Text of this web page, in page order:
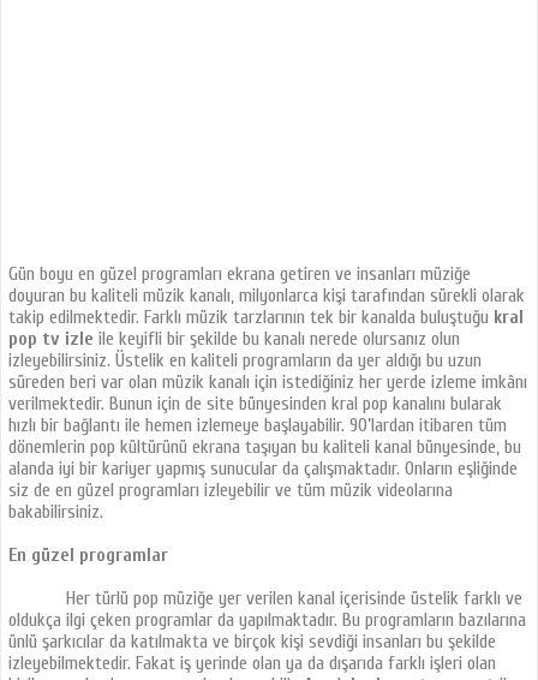
Gün boyu en güzel programları ekrana getiren ve insanları müziğe
doyuran bu kaliteli müzik kanalı, milyonlarca kişi tarafından sürekli olarak
takip edilmektedir. Farklı müzik tarzlarının tek bir kanalda buluştuğu kral
pop tv izle ile keyifli bir şekilde bu kanalı nerede olursanız olun
izleyebilirsiniz. Üstelik en kaliteli programların da yer aldığı bu uzun
süreden beri var olan müzik kanalı için istediğiniz her yerde izleme imkânı
verilmektedir. Bunun için de site bünyesinden kral pop kanalını bularak
hızlı bir bağlantı ile hemen izlemeye başlayabilir. 90’lardan itibaren tüm
dönemlerin pop kültürünü ekrana taşıyan bu kaliteli kanal bünyesinde, bu
alanda iyi bir kariyer yapmış sunucular da çalışmaktadır. Onların eşliğinde
siz de en güzel programları izleyebilir ve tüm müzik videolarına
bakabilirsiniz.
En güzel programlar
Her türlü pop müziğe yer verilen kanal içerisinde üstelik farklı ve
oldukça ilgi çeken programlar da yapılmaktadır. Bu programların bazılarına
ünlü şarkıcılar da katılmakta ve birçok kişi sevdiği insanları bu şekilde
izleyebilmektedir. Fakat iş yerinde olan ya da dışarıda farklı işleri olan